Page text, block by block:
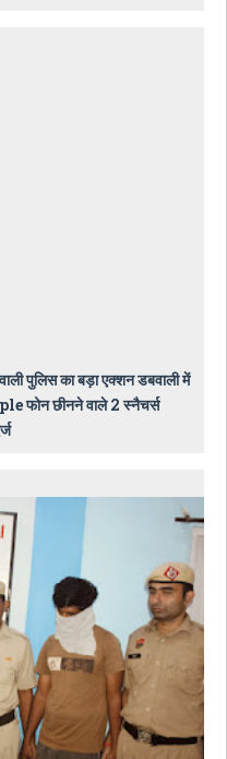
पुलिस का बड़ा एक्शन डबवाली में
फोन छीनने वाले 2 स्नैचर्स